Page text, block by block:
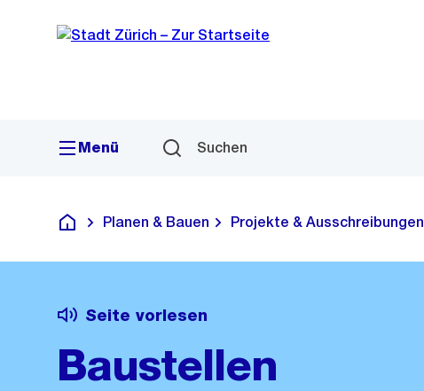
Navigation
Sprunglink
Menü Suchen
Deutsch
Planen & Bauen Projekte & Ausschreibungen
Seite vorlesen
Baustellen